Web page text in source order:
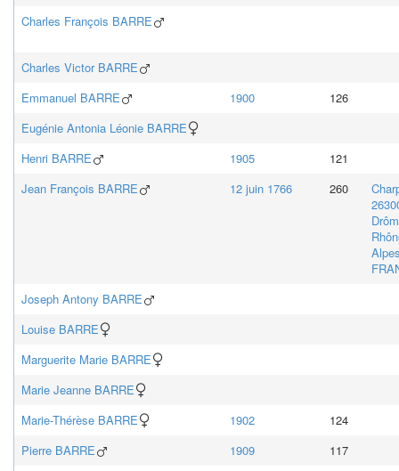
Charles François BARRE
Charles VictorBARRE
Emmanuel BARRE 1900
126
Eugénie Antonia Léonie BARRE
Henri BARRE 1905
121
Jean François BARRE 12 juin 1766 260
Joseph Antony BARRE
Louise BARRE
Marguerite Marie BARRE
Marie Jeanne BARRE
Marie-Thérèse BARRE 1902
124
Pierre BARRE 1909
117